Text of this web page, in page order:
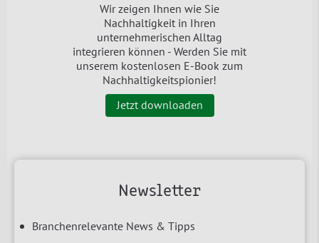
Newsletter
Branchenrelevante News & Tipps
Wir zeigen Ihnen wie Sie
Nachhaltigkeit in Ihren
unternehmerischen Alltag
integrieren können - Werden Sie mit
unserem kostenlosen E-Book zum
Nachhaltigkeitspionier!
Jetzt downloaden